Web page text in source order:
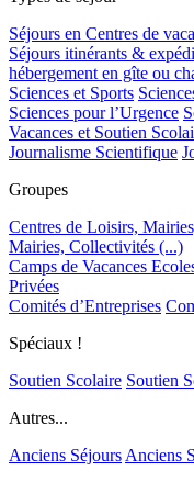
Séjours en Centres de
Séjours itinérants &
hébergement en gîte ou
Sciences et Sports
Sciences pour l’Urgence
Vacances et Soutien
Journalisme Scientifique
Groupes
Centres de Loisirs,
Mairies, Collectivités (...)
Camps de Vacances
Privées
Comités d’Entreprises
Spéciaux !
Soutien Scolaire Soutien
Autres...
Anciens Séjours Anciens